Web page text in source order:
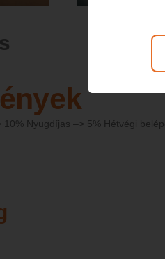
10% Nyugdíjas –> 5% Hétvégi